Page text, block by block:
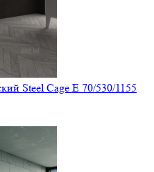
Steel Cage E 70/530/1155